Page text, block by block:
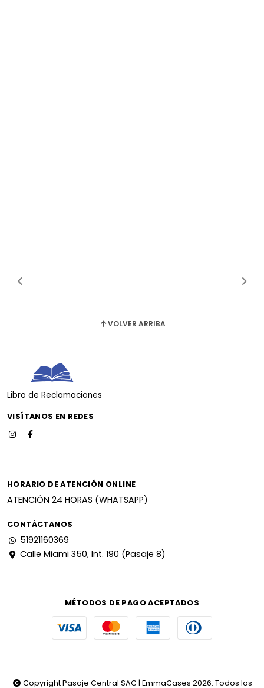
VOLVER ARRIBA
Libro de Reclamaciones
VISÍTANOS EN REDES
HORARIO DE ATENCIÓN ONLINE
ATENCIÓN 24 HORAS (WHATSAPP)
CONTÁCTANOS
51921160369
Calle Miami 350, Int. 190 (Pasaje 8)
MÉTODOS DE PAGO ACEPTADOS
Copyright Pasaje Central SAC | EmmaCases 2026. Todos los